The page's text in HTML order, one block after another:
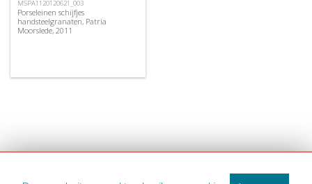
MSPA1120120621_003
Porseleinen schijfjes
handsteelgranaten, Patria
Moorslede, 2011